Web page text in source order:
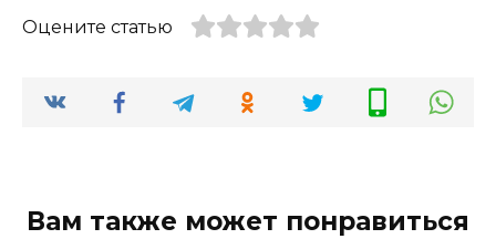
Оцените статью
Вам также может понравиться